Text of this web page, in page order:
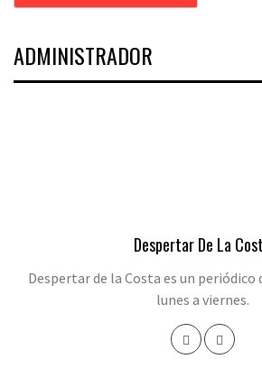
ADMINISTRADOR
Despertar De La
Despertar de la Costa es un periódico
lunes a viernes.